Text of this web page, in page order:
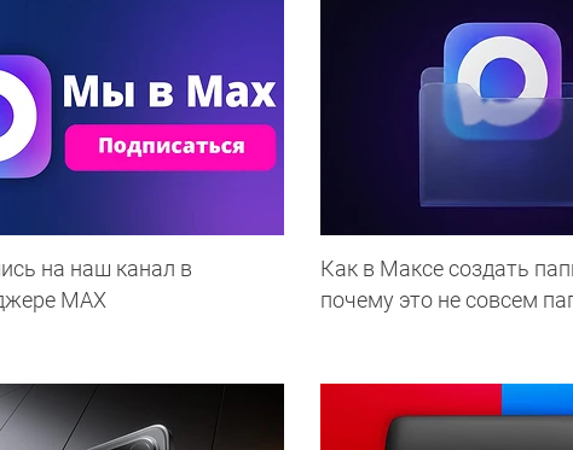
на наш канал в
МАХ
Как в Максе создать
почему это не совсем